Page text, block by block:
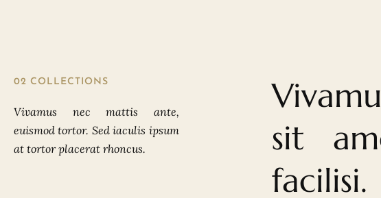
02 COLLECTIONS
Vivamus nec mattis ante,
euismod tortor. Sed iaculis ipsum
at tortor placerat rhoncus.
sit